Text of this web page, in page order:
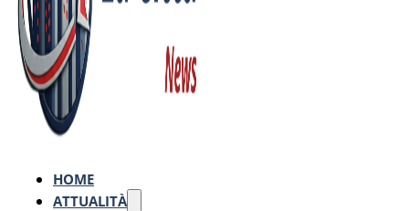
HOME
ATTUALITÀ